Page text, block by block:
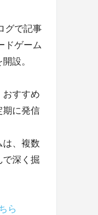
グで記事
ドゲーム
設。
おすすめ
期に発信
は、複数
で深く掘
ら